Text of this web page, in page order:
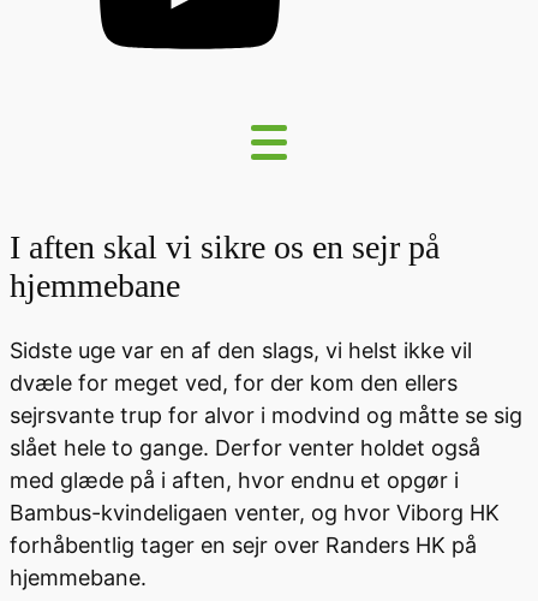
I aften skal vi sikre os en sejr på
hjemmebane
Sidste uge var en af den slags, vi helst ikke vil
dvæle for meget ved, for der kom den ellers
sejrsvante trup for alvor i modvind og måtte se sig
slået hele to gange. Derfor venter holdet også
med glæde på i aften, hvor endnu et opgør i
Bambus-kvindeligaen venter, og hvor Viborg HK
forhåbentlig tager en sejr over Randers HK på
hjemmebane.